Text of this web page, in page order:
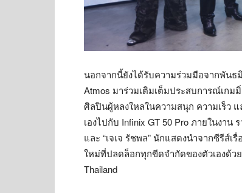
นอกจากนี้ยังได้รับความร่วมมือจากพันธ
Atmos มาร่วมเติมเต็มประสบการณ์เก
ศิลปินผู้หลงใหลในความสนุก ความเร็ว
เองไปกับ Infinix GT 50 Pro ภายในงาน
และ “เจเจ รัชพล” นักแสดงนำจากซีรีส์
ใหม่ที่ปลดล็อกทุกขีดจำกัดของตัวเองด้ว
Thailand